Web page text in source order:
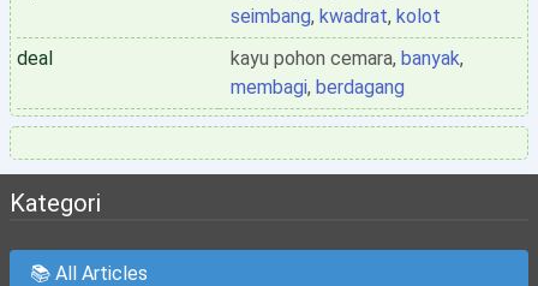
seimbang, kwadrat, kolot
deal
kayu pohon cemara, banyak,
membagi, berdagang
Kategori
📚 All Articles